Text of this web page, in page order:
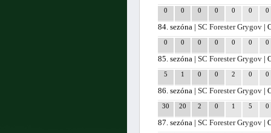
0 0 0 0 0 0 0
84. sezóna |SC Forester Grygov |
0 0 0 0 0 0 0
85. sezóna |SC Forester Grygov |
5 1 0 0 2 0 0
86. sezóna |SC Forester Grygov |
30 20 2 0 1 5 0
87. sezóna |SC Forester Grygov |